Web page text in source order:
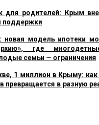
для родителей: Крым
поддержки
новая модель ипотеки
где
семьи — ограничения
1 миллион в Крыму:
превращается в разную